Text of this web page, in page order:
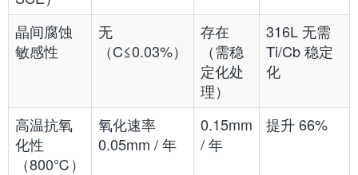
晶间腐蚀
敏感性
无
（C≤0.03%）
存在
（需稳
定化处
理）
316L 无需
Ti/Cb 稳定
化
高温抗氧
化性
（800℃）
氧化速率
0.05mm / 年
0.15mm
/ 年
提升 66%